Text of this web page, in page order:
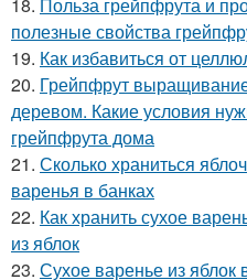
полезные свойства
19. Как избавиться от
20. Грейпфрут
деревом. Какие условия
грейпфрута дома
21. Сколько храниться
варенья в банках
22. Как хранить сухое
из яблок
23. Сухое варенье из яблок